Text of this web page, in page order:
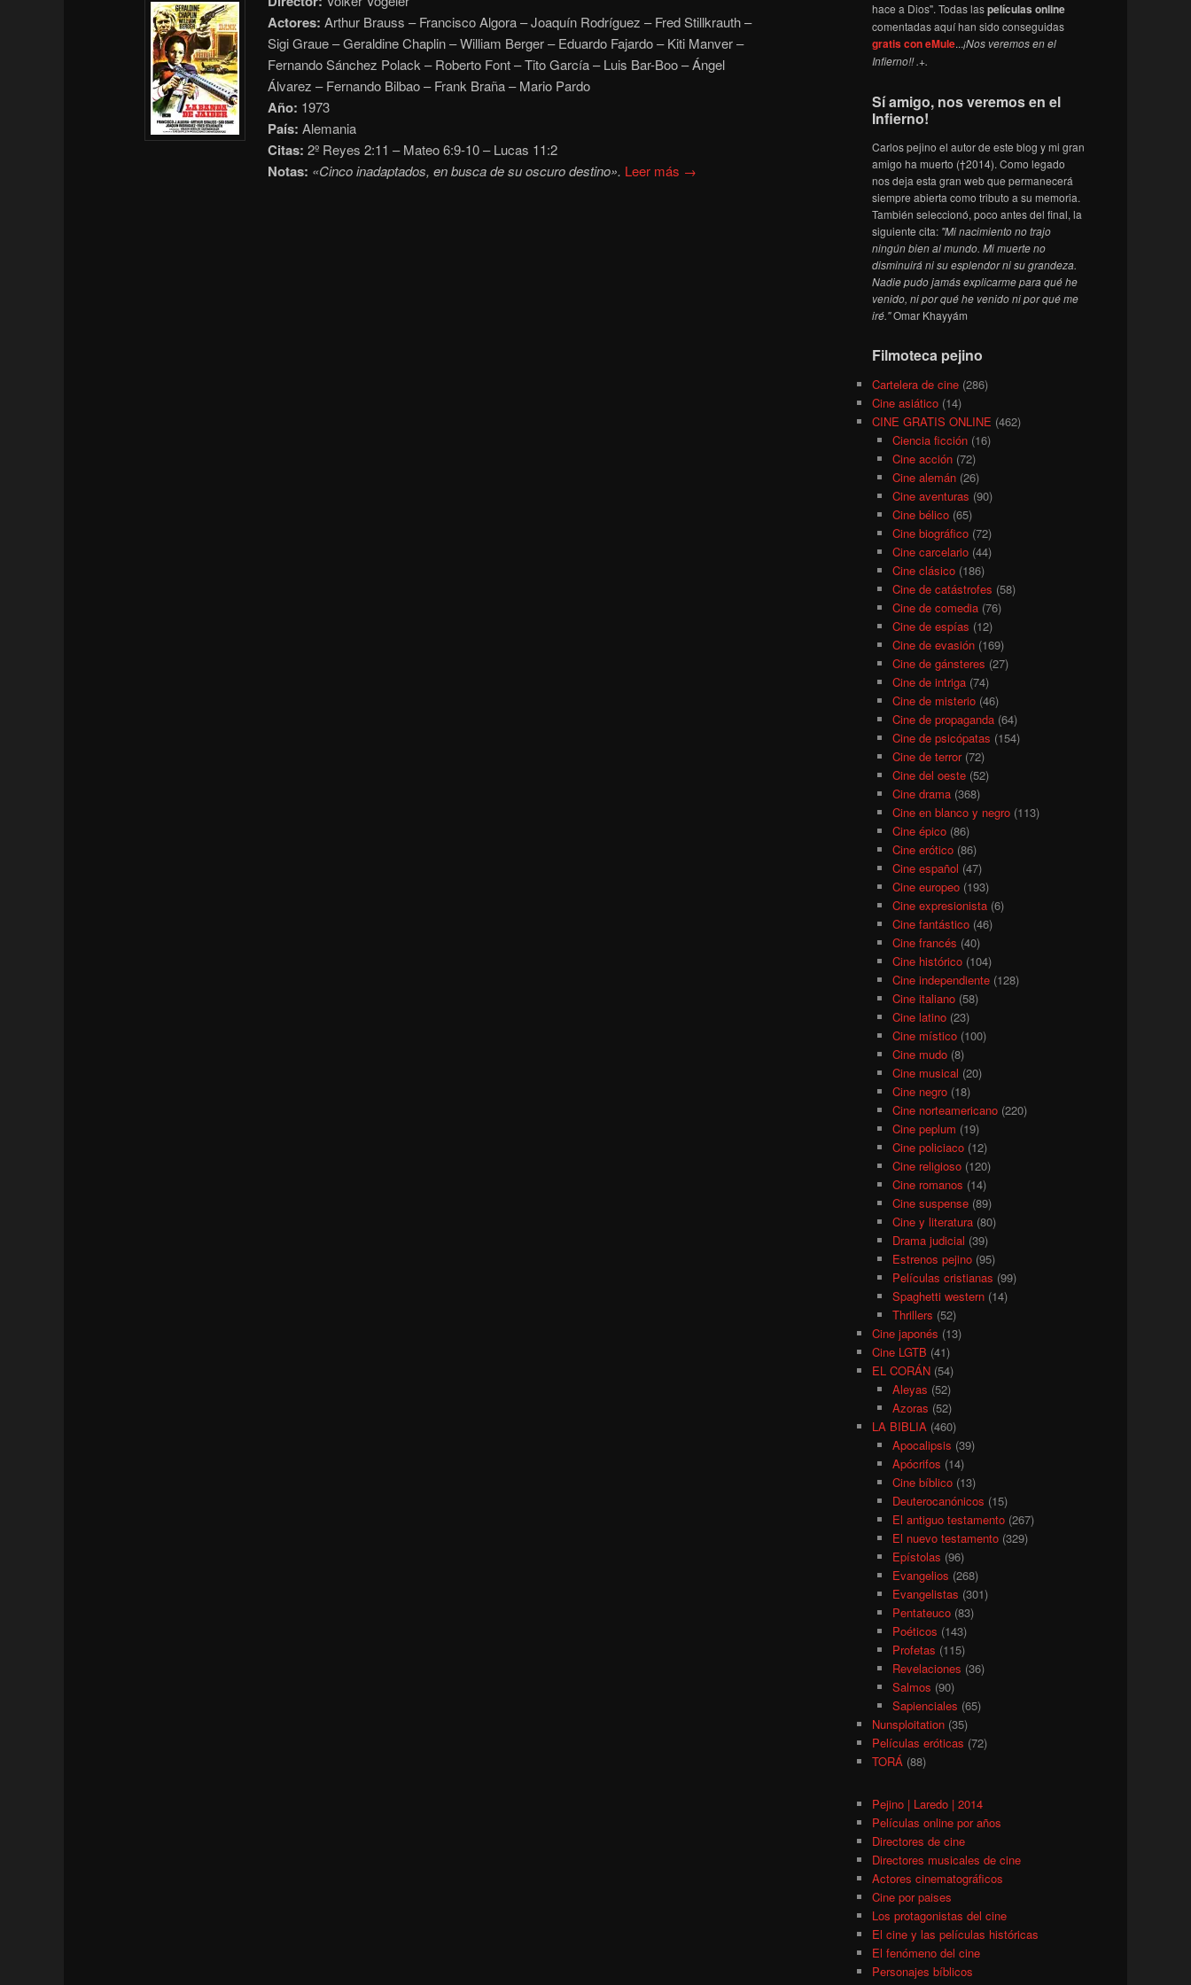
Actores: Arthur Brauss – Francisco Algora – Joaquín Rodríguez – Fred Stillkrauth –
Sigi Graue – Geraldine Chaplin – William Berger – Eduardo Fajardo – Kiti Manver –
Fernando Sánchez Polack – Roberto Font – Tito García – Luis Bar-Boo – Ángel
Álvarez – Fernando Bilbao – Frank Braña – Mario Pardo
Año: 1973
País: Alemania
Citas: 2º Reyes 2:11 – Mateo 6:9-10 – Lucas 11:2
Notas: «Cinco inadaptados, en busca de su oscuro destino». Leer más →
hace a Dios". Todas laspelículas online
comentadas aquí han sido conseguidas
gratis con eMule...¡Nos veremos en el
Infierno!! .+.
Sí amigo, nos veremos en el
Infierno!
Carlos pejino el autor de este blog y mi gran
amigo ha muerto (†2014). Como legado
nos deja esta gran web que permanecerá
siempre abierta como tributo a su memoria.
También seleccionó, poco antes del final, la
siguiente cita: "Mi nacimiento no trajo
ningún bien al mundo. Mi muerte no
disminuirá ni su esplendor ni su grandeza.
Nadie pudo jamás explicarme para qué he
venido, ni por qué he venido ni por qué me
iré."Omar Khayyám
Filmoteca pejino
Cartelera de cine (286)
Cine asiático (14)
CINE GRATIS ONLINE (462)
Ciencia ficción(16)
Cine acción(72)
Cine alemán(26)
Cine aventuras (90)
Cine bélico(65)
Cine biográfico(72)
Cine carcelario(44)
Cine clásico(186)
Cine de catástrofes (58)
Cine de comedia(76)
Cine de espías (12)
Cine de evasión(169)
Cine de gánsteres (27)
Cine de intriga(74)
Cine de misterio(46)
Cine de propaganda(64)
Cine de psicópatas (154)
Cine de terror(72)
Cine del oeste(52)
Cine drama(368)
Cine en blanco y negro(113)
Cine épico(86)
Cine erótico(86)
Cine español (47)
Cine europeo(193)
Cine expresionista(6)
Cine fantástico(46)
Cine francés (40)
Cine histórico(104)
Cine independiente(128)
Cine italiano(58)
Cine latino(23)
Cine místico(100)
Cine mudo(8)
Cine musical (20)
Cine negro(18)
Cine norteamericano(220)
Cine peplum (19)
Cine policiaco(12)
Cine religioso(120)
Cine romanos (14)
Cine suspense(89)
Cine y literatura(80)
Drama judicial (39)
Estrenos pejino(95)
Películas cristianas (99)
Spaghetti western(14)
Thrillers (52)
Cine japonés (13)
Cine LGTB (41)
EL CORÁN (54)
Aleyas (52)
Azoras (52)
LA BIBLIA (460)
Apocalipsis (39)
Apócrifos (14)
Cine bíblico(13)
Deuterocanónicos (15)
El antiguo testamento(267)
El nuevo testamento(329)
Epístolas (96)
Evangelios (268)
Evangelistas (301)
Pentateuco(83)
Poéticos (143)
Profetas (115)
Revelaciones (36)
Salmos (90)
Sapienciales (65)
Nunsploitation (35)
Películas eróticas (72)
TORÁ (88)
Pejino | Laredo | 2014
Películas online por años
Directores de cine
Directores musicales de cine
Actores cinematográficos
Cine por paises
Los protagonistas del cine
El cine y las películas históricas
El fenómeno del cine
Personajes bíblicos